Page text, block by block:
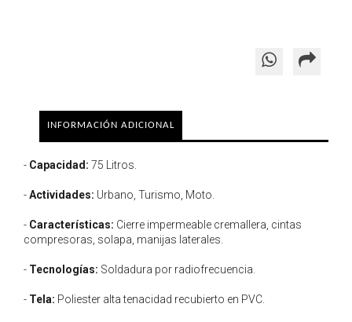
INFORMACIÓN ADICIONAL
- Capacidad: 75 Litros.
-Actividades: Urbano, Turismo, Moto.
- Características: Cierre impermeable cremallera, cintas
compresoras, solapa, manijas laterales.
- Tecnologías: Soldadura por radiofrecuencia.
- Tela: Poliester alta tenacidad recubierto en PVC.